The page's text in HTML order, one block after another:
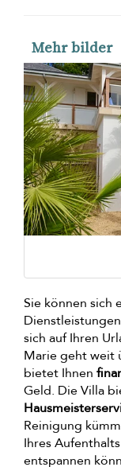
Mehr bilder
Sie können sich
sich auf Ihren
Marie geht weit
bietet Ihnen
Geld. Die Villa
Reinigung
Ihres
entspannen